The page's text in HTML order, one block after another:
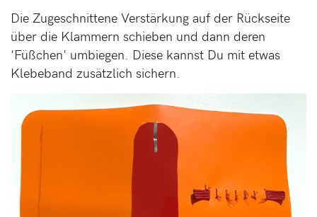
Die Zugeschnittene Verstärkung auf der Rückseite
über die Klammern schieben und dann deren
'Füßchen' umbiegen. Diese kannst Du mit etwas
Klebeband zusätzlich sichern.